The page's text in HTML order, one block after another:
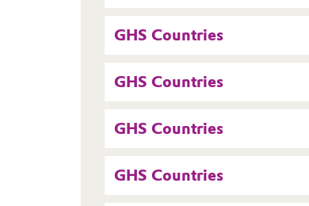
GHS Countries
GHS Countries
GHS Countries
GHS Countries